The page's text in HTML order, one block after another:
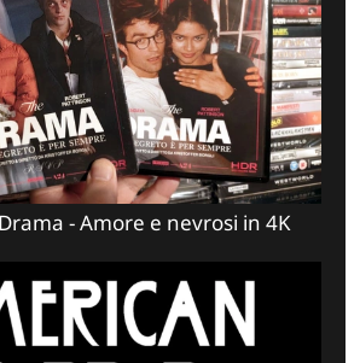
- Amore e nevrosi in 4K